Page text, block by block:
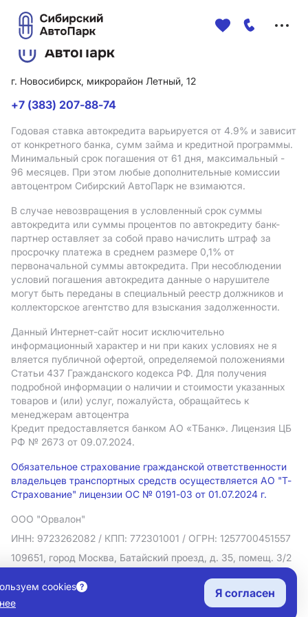
г. Новосибирск, микрорайон Летный, 12
+7 (383) 207-88-74
Годовая ставка автокредита варьируется от 4.9% и зависит
от конкретного банка, сумм займа и кредитной программы.
Минимальный срок погашения от 61 дня, максимальный -
96 месяцев. При этом любые дополнительные комиссии
автоцентром Сибирский АвтоПарк не взимаются.
В случае невозвращения в условленный срок суммы
автокредита или суммы процентов по автокредиту банк-
партнер оставляет за собой право начислить штраф за
просрочку платежа в среднем размере 0,1% от
первоначальной суммы автокредита. При несоблюдении
условий погашения автокредита данные о нарушителе
могут быть переданы в специальный реестр должников и
коллекторское агентство для взыскания задолженности.
Данный Интернет-сайт носит исключительно
информационный характер и ни при каких условиях не я
вляется публичной офертой, определяемой положениями
Статьи 437 Гражданского кодекса РФ. Для получения
подробной информации о наличии и стоимости указанных
товаров и (или) услуг, пожалуйста, обращайтесь к
менеджерам автоцентра
Кредит предоставляется банком АO «ТБанк». Лицензия ЦБ
РФ № 2673 от 09.07.2024.
Обязательное страхование гражданской ответственности
владельцев транспортных средств осуществляется АО "Т-
Страхование" лицензии ОС № 0191-03 от 01.07.2024 г.
ООО "Орвалон"
ИНН: 9723262082 / КПП: 772301001 / ОГРН: 1257700451557
109651, город Москва, Батайский проезд, д. 35, помещ. 3/2
Политика в отношении обработки персональных данных
Согласие на рекламную рассылку
Правовая информация
cookies
Я согласен